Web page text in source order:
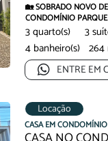
🏡 SOBRADO NOVO
CONDOMÍNIO
este belíssimo...
3 quarto(s) 3
4 banheiro(s) 264
ENTRE EM
Locação
CASA EM CONDOMÍNIO